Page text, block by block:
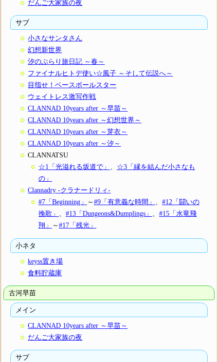
だんご大家族の夜
サブ
小さなサンタさん
幻想新世界
汐のぶらり旅日記 ～春～
ファイナルヒトデ使い☆風子 ～そして伝説へ～
目指せ！ベースボールスター
ウェイトレス激写作戦
CLANNAD 10years after ～早苗～
CLANNAD 10years after ～幻想世界～
CLANNAD 10years after ～芽衣～
CLANNAD 10years after ～汐～
CLANNATSU
☆1「光溢れる坂道で」 、 ☆3「縁を結んだ小さなも
の」
Clannadry -クラナードリィ-
#7「Beginning」
～#9「有意義な時間」 、 #12「闘いの
挽歌」 、 #13「Dungeons&Dumplings」 、 #15「水竜飛
翔」
～#17「残光」
小ネタ
keyss置き場
食料貯蔵庫
古河早苗
メイン
CLANNAD 10years after ～早苗～
だんご大家族の夜
サブ